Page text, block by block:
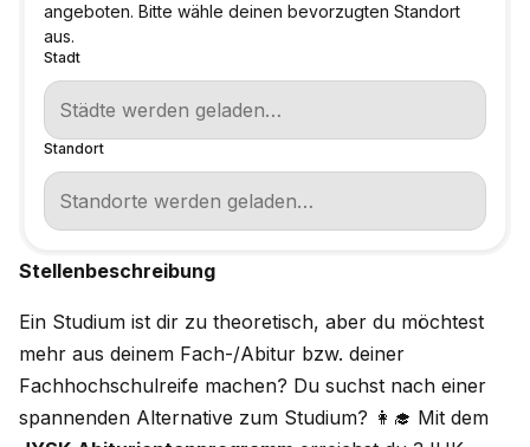
Stellenbeschreibung
Ein Studium ist dir zu theoretisch, aber du möchtest
mehr aus deinem Fach-/Abitur bzw. deiner
Fachhochschulreife machen? Du suchst nach einer
spannenden Alternative zum Studium? 👩‍🎓 Mit dem
angeboten. Bitte wähle deinen bevorzugten Standort
aus.
Stadt
Standort